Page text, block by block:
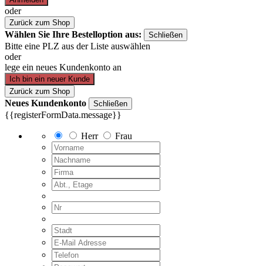
oder
Zurück zum Shop
Wählen Sie Ihre Bestelloption aus: Schließen
Bitte eine PLZ aus der Liste auswählen
oder
lege ein neues Kundenkonto an
Ich bin ein neuer Kunde
Zurück zum Shop
Neues Kundenkonto Schließen
{{registerFormData.message}}
Herr Frau